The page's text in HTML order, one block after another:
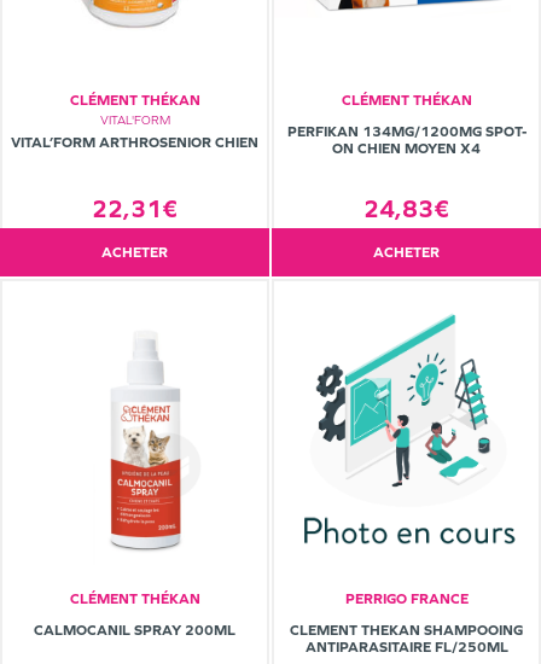
CLÉMENT THÉKAN
VITAL'FORM
VITAL’FORM ARTHROSENIOR CHIEN
22,31€
ACHETER
CLÉMENT THÉKAN
PERFIKAN 134MG/1200MG SPOT-
ON CHIEN MOYEN X4
24,83€
ACHETER
CLÉMENT THÉKAN
CALMOCANIL SPRAY 200ML
PERRIGO FRANCE
CLEMENT THEKAN SHAMPOOING
ANTIPARASITAIRE FL/250ML